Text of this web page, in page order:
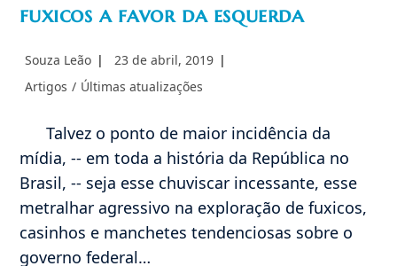
fuxicos a favor da esquerda
Autor
post:
Souza Leão
Post
23 de abril, 2019
Categoria
Artigos / Últimas atualizações
Talvez o ponto de maior incidência da
mídia, -- em toda a história da República no
Brasil, -- seja esse chuviscar incessante, esse
metralhar agressivo na exploração de fuxicos,
casinhos e manchetes tendenciosas sobre o
governo federal…